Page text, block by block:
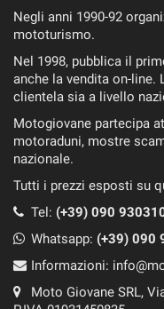
Negli anni 1990-92
mototurismo.
Nel 1998, pubblica il
anche la vendita on-line.
clientela sia a livello
Motogiovane partecipa
motoraduni, mostre
nazionale.
Tutti i prezzi esposti su
Tel: (+39) 090
Whatsapp: (+39) 090
Informazioni:
Moto Giovane SRL,